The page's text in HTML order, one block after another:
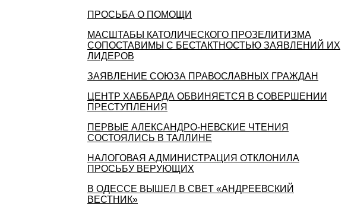
ПРОСЬБА О ПОМОЩИ
МАСШТАБЫ КАТОЛИЧЕСКОГО ПРОЗЕЛИТИЗМА
СОПОСТАВИМЫ С БЕСТАКТНОСТЬЮ ЗАЯВЛЕНИЙ ИХ
ЛИДЕРОВ
ЗАЯВЛЕНИЕ СОЮЗА ПРАВОСЛАВНЫХ ГРАЖДАН
ЦЕНТР ХАББАРДА ОБВИНЯЕТСЯ В СОВЕРШЕНИИ
ПРЕСТУПЛЕНИЯ
ПЕРВЫЕ АЛЕКСАНДРО-НЕВСКИЕ ЧТЕНИЯ
СОСТОЯЛИСЬ В ТАЛЛИНЕ
НАЛОГОВАЯ АДМИНИСТРАЦИЯ ОТКЛОНИЛА
ПРОСЬБУ ВЕРУЮЩИХ
В ОДЕССЕ ВЫШЕЛ В СВЕТ «АНДРЕЕВСКИЙ
ВЕСТНИК»